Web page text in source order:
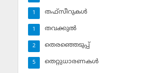
തഫ്‌സീറുകള്‍
1
തവക്കുല്‍
1
തെരഞ്ഞെടുപ്പ്
2
തെറ്റുധാരണകള്‍
5